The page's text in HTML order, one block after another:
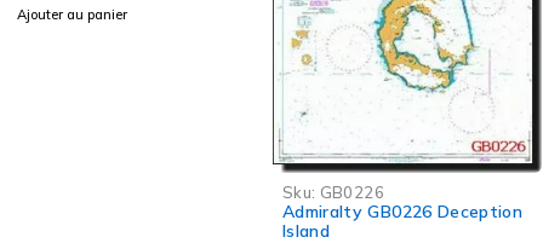
Ajouter au panier
Sku: GB0226
Admiralty GB0226 Deception
Island